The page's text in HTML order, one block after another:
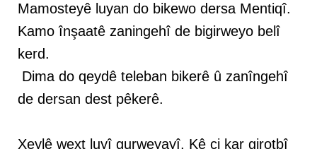
Mamosteyê luyan do bikewo dersa Mentiqî.
Kamo înşaatê zaningehî de bigirweyo belî
kerd.
Dima do qeydê teleban bikerê û zanîngehî
de dersan dest pêkerê.
Xeylê wext luyî gurweyayî. Kê çi kar girotbî